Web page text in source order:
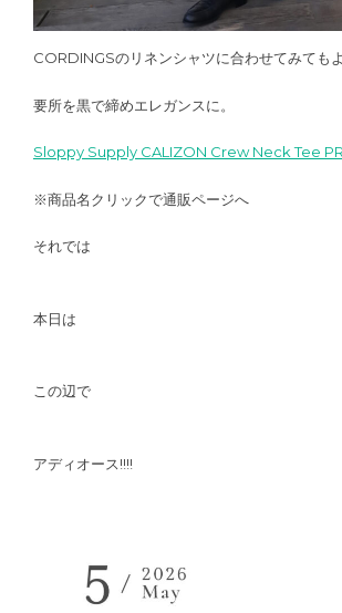
CORDINGSのリネンシャツに合わせてみても
要所を黒で締めエレガンスに。
Sloppy Supply CALIZON Crew Neck Tee
※商品名クリックで通販ページへ
それでは
本日は
この辺で
アディオース!!!!